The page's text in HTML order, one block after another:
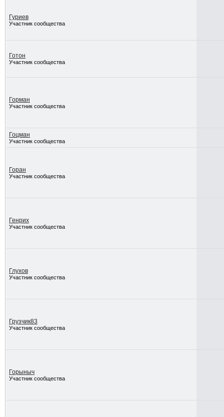
Гуриев
Участник сообщества
Готон
Участник сообщества
Горман
Участник сообщества
Гоцман
Участник сообщества
Горан
Участник сообщества
Генрих
Участник сообщества
Глухов
Участник сообщества
Грузчик83
Участник сообщества
Горыныч
Участник сообщества